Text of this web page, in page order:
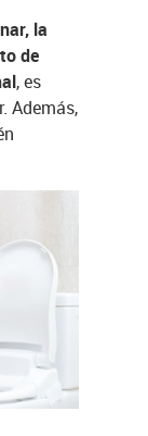
la
de
, es
Además,